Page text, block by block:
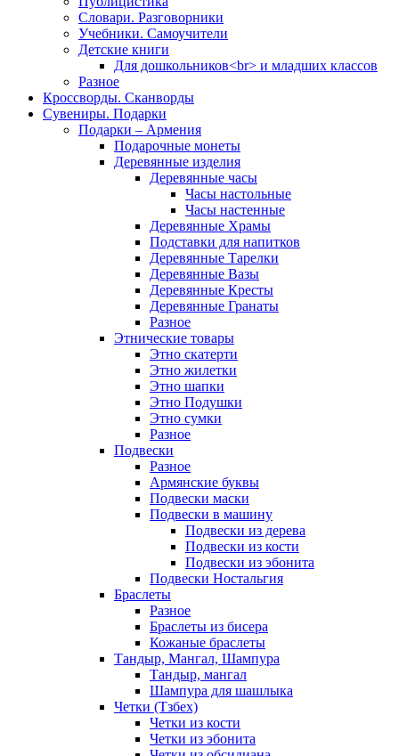
Словари. Разговорники
Учебники. Самоучители
Детские книги
Для дошкольников<br> и младших классов
Разное
Кроссворды. Сканворды
Сувениры. Подарки
Подарки – Армения
Подарочные монеты
Деревянные изделия
Деревянные часы
Часы настольные
Часы настенные
Деревянные Храмы
Подставки для напитков
Деревянные Тарелки
Деревянные Вазы
Деревянные Кресты
Деревянные Гранаты
Разное
Этнические товары
Этно скатерти
Этно жилетки
Этно шапки
Этно Подушки
Этно сумки
Разное
Подвески
Разное
Армянские буквы
Подвески маски
Подвески в машину
Подвески из дерева
Подвески из кости
Подвески из эбонита
Подвески Ностальгия
Браслеты
Разное
Браслеты из бисера
Кожаные браслеты
Тандыр, Мангал, Шампура
Тандыр, мангал
Шампура для шашлыка
Четки (Тзбех)
Четки из кости
Четки из эбонита